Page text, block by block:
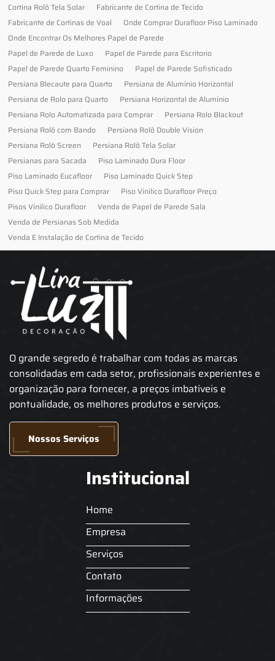
Cortina Rolô Tela Solar
Fabricante de Cortina de Tecido
Fabricante de Cortinas de Voal
Onde Comprar Durafloor Piso Laminado
Onde Encontrar Os Melhores Papel de Parede
Papel de Parede de Luxo
Papel de Parede para Escritorio
Papel de Parede Quarto Feminino
Papel de Parede Sofisticado
Persiana Blecaute para Quarto
Persiana de Alumínio Horizontal
Persiana de Rolo para Quarto
Persiana Horizontal de Alumínio
Persiana Rolo Automatizada para Comprar
Persiana Rolo Blackout
Persiana Rolô com Bando
Persiana Rolô Double Vision
Persiana Rolô Screen
Persiana Rolô Tela Solar
Persianas para Sacada
Piso Laminado Dura Floor
Piso Laminado Eucafloor
Piso Laminado Quick Step
Piso Quick Step para Comprar
Piso Vinilico Durafloor Preço
Pisos Vinilico Durafloor
Venda de Papel de Parede Sala
Venda de Persianas Sob Medida
Venda E Instalação de Cortina de Tecido
O grande segredo é trabalhar com todas as marcas
consolidadas em cada setor, profissionais experientes e
organização para fornecer, a preços imbatíveis e
pontualidade, os melhores produtos e serviços.
Nossos Serviços
Institucional
Home
Empresa
Serviços
Contato
Informações